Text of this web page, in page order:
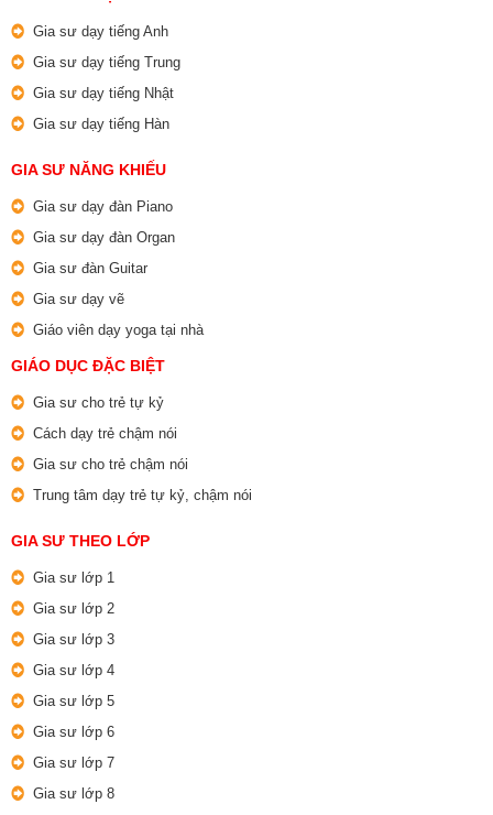
Gia sư dạy tiếng Anh
Gia sư dạy tiếng Trung
Gia sư dạy tiếng Nhật
Gia sư dạy tiếng Hàn
GIA SƯ NĂNG KHIẾU
Gia sư dạy đàn Piano
Gia sư dạy đàn Organ
Gia sư đàn Guitar
Gia sư dạy vẽ
Giáo viên dạy yoga tại nhà
GIÁO DỤC ĐẶC BIỆT
Gia sư cho trẻ tự kỷ
Cách dạy trẻ chậm nói
Gia sư cho trẻ chậm nói
Trung tâm dạy trẻ tự kỷ, chậm nói
GIA SƯ THEO LỚP
Gia sư lớp 1
Gia sư lớp 2
Gia sư lớp 3
Gia sư lớp 4
Gia sư lớp 5
Gia sư lớp 6
Gia sư lớp 7
Gia sư lớp 8